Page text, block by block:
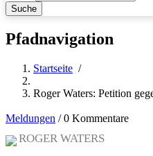
Pfadnavigation
Startseite /
Roger Waters: Petition
Meldungen /0 Kommentare
ROGER WATERS